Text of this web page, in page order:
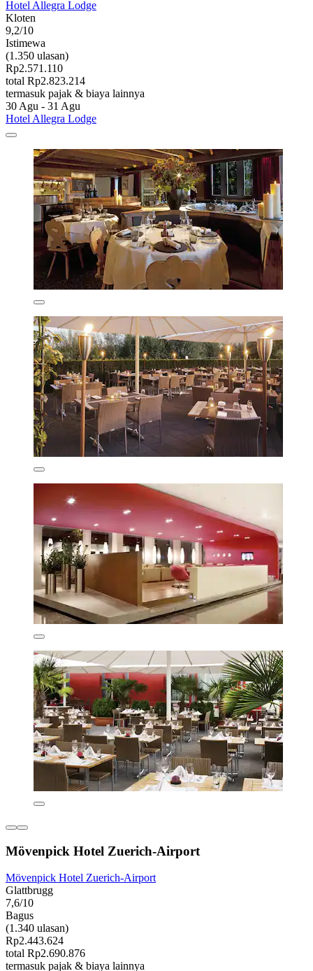
Hotel Allegra Lodge
Kloten
9,2/10
Istimewa
(1.350 ulasan)
Rp2.571.110
total Rp2.823.214
termasuk pajak & biaya lainnya
30 Agu - 31 Agu
Hotel Allegra Lodge
Mövenpick Hotel Zuerich-Airport
Mövenpick Hotel Zuerich-Airport
Glattbrugg
7,6/10
Bagus
(1.340 ulasan)
Rp2.443.624
total Rp2.690.876
termasuk pajak & biaya lainnya